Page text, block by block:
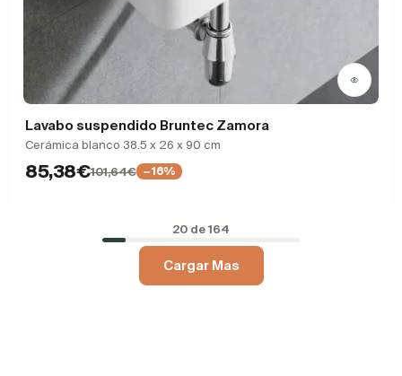
Lavabo suspendido Bruntec Zamora
Cerámica blanco 38.5 x 26 x 90 cm
85,38€101,64€ −16%
20 de 164
Cargar Mas